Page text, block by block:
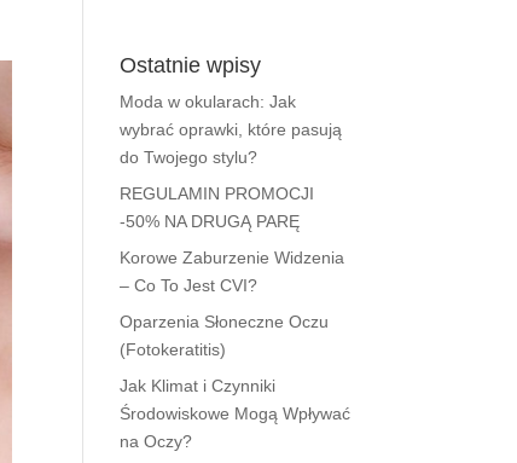
Ostatnie wpisy
Moda w okularach: Jak
wybrać oprawki, które pasują
do Twojego stylu?
REGULAMIN PROMOCJI
-50% NA DRUGĄ PARĘ
Korowe Zaburzenie Widzenia
– Co To Jest CVI?
Oparzenia Słoneczne Oczu
(Fotokeratitis)
Jak Klimat i Czynniki
Środowiskowe Mogą Wpływać
na Oczy?